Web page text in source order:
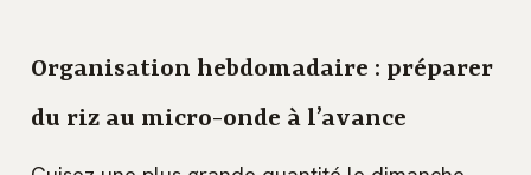
Organisation hebdomadaire : préparer
du riz au micro-onde à l’avance